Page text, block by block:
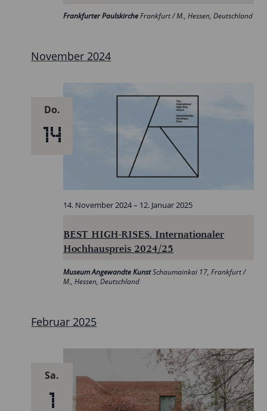
Frankfurter PaulskircheFrankfurt / M., Hessen, Deutschland
November 2024
Do.
14
BEST HIGH-RISES. Internationaler
Hochhauspreis 2024/25
14. November 2024– 12. Januar 2025
Museum Angewandte KunstSchaumainkai 17, Frankfurt /
M., Hessen, Deutschland
Februar 2025
Sa.
1